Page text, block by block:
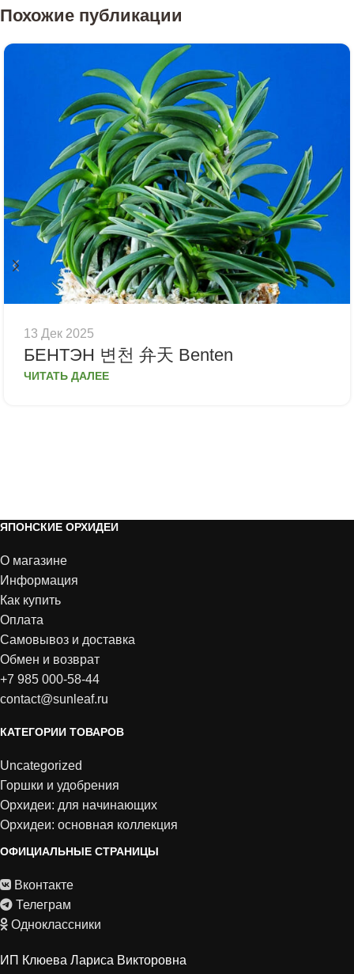
Похожие публикации
13 Дек 2025
БЕНТЭН 변천 弁天 Benten
ЧИТАТЬ ДАЛЕЕ
ЯПОНСКИЕ ОРХИДЕИ
О магазине
Информация
Как купить
Оплата
Самовывоз и доставка
Обмен и возврат
+7 985 000-58-44
contact@sunleaf.ru
КАТЕГОРИИ ТОВАРОВ
Uncategorized
Горшки и удобрения
Орхидеи: для начинающих
Орхидеи: основная коллекция
ОФИЦИАЛЬНЫЕ СТРАНИЦЫ
Вконтакте
Телеграм
Одноклассники
ИП Клюева Лариса Викторовна